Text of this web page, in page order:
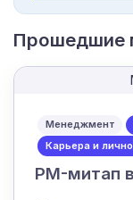
Прошедшие
Менеджмент
Карьера и
PM-митап